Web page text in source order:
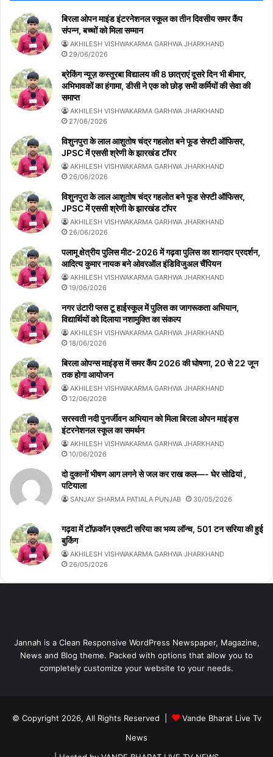
बिरला ओपन माइंड इंटरनेशनल स्कूल का तीन दिवसीय समर कैंप
संपन्न, बच्चों को मिला सम्मान
AKHILESH VISHWAKARMA GARHWA JHARKHAND
29/06/2026
ब्रेकिंग न्यूज़ कस्तूरबा विद्यालय की 8 छात्राएं दूसरे दिन भी बीमार,
अभिभावकों का हंगामा, डीसी ने एक को छोड़ सभी कर्मियों की सेवा की
समाप्त
AKHILESH VISHWAKARMA GARHWA JHARKHAND
27/06/2026
विशुनपुरा के लाल आशुतोष चंद्र गहलोत बने फूड सेफ्टी ऑफिसर,
JPSC में एससी श्रेणी के झारखंड टॉपर
AKHILESH VISHWAKARMA GARHWA JHARKHAND
26/06/2026
विशुनपुरा के लाल आशुतोष चंद्र गहलोत बने फूड सेफ्टी ऑफिसर,
JPSC में एससी श्रेणी के झारखंड टॉपर
AKHILESH VISHWAKARMA GARHWA JHARKHAND
26/06/2026
पलामू क्षेत्रीय पुलिस मीट-2026 में गढ़वा पुलिस का शानदार प्रदर्शन,
आदित्य कुमार नायक बने ओवरऑल इंडिविजुअल चैंपियन
AKHILESH VISHWAKARMA GARHWA JHARKHAND
19/06/2026
नगर उंटारी प्लस टू हाईस्कूल में पुलिस का जागरूकता अभियान,
विद्यार्थियों को दिलाया नशामुक्ति का संकल्प
AKHILESH VISHWAKARMA GARHWA JHARKHAND
18/06/2026
बिरला ओपन्स माइंड्स में समर कैंप 2026 की घोषणा, 20 से 22 जून
तक होगा आयोजन
AKHILESH VISHWAKARMA GARHWA JHARKHAND
12/06/2026
सरस्वती नदी पुनर्जीवन अभियान को मिला बिरला ओपन माइंड्स
इंटरनेशनल स्कूल का समर्थन
AKHILESH VISHWAKARMA GARHWA JHARKHAND
10/06/2026
दो दुकानों भीषण आग लगने से जल कर राख कल—- घेर सोढियां ,
पटियाला
SANJAY SHARMA PATIALA PUNJAB 30/05/2026
गढ़वा में टॉफ़कॉन एक्सटी सरिया का भव्य लॉन्च, 501 टन सरिया की हुई
बुकिंग
AKHILESH VISHWAKARMA GARHWA JHARKHAND
26/05/2026
Jannah is a Clean Responsive WordPress Newspaper, Magazine,
News and Blog theme. Packed with options that allow you to
completely customize your website to your needs.
© Copyright 2026, All Rights Reserved |
Vande Bharat Live Tv
News